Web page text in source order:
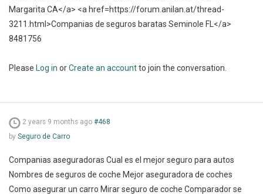
Margarita CA</a> <a href=https://forum.anilan.at/thread-
3211.html>Companias de seguros baratas Seminole FL</a>
8481756
Please Log in orCreate an accountto join the conversation.
2 years 9 months ago #468
by Seguro de Carro
Companias aseguradoras Cual es el mejor seguro para autos
Nombres de seguros de coche Mejor aseguradora de coches
Como asegurar un carro Mirar seguro de coche Comparador se